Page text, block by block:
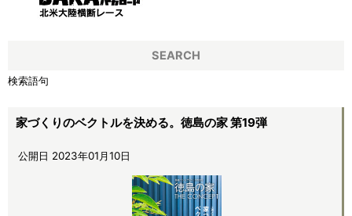
家づくりのベクトルを決める。徳島の家 第19弾
公開日 2023年01月10日
SEARCH
検索語句